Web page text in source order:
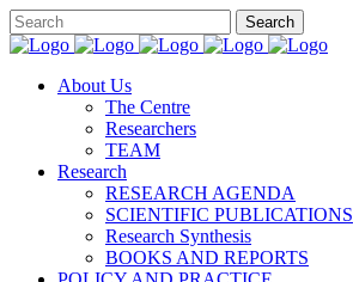
About Us
The Centre
Researchers
TEAM
Research
RESEARCH AGENDA
SCIENTIFIC PUBLICATIONS
Research Synthesis
BOOKS AND REPORTS